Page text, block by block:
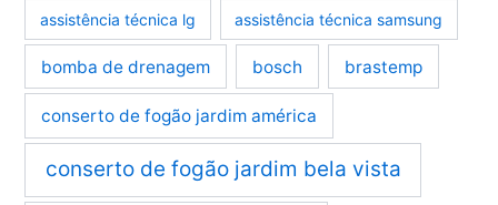
assistência técnica lg assistência técnica samsung
bomba de drenagem bosch brastemp
conserto de fogão jardim américa
conserto de fogão jardim bela vista